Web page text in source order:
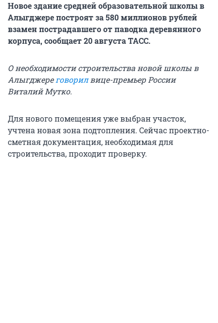
Новое здание средней образовательной школы в
Алыгджере построят за 580 миллионов рублей
взамен пострадавшего от паводка деревянного
корпуса, сообщает 20 августа ТАСС.
О необходимости строительства новой школы в
Алыгджере говорилвице-премьер России
Виталий Мутко.
Для нового помещения уже выбран участок,
учтена новая зона подтопления. Сейчас проектно-
сметная документация, необходимая для
строительства, проходит проверку.